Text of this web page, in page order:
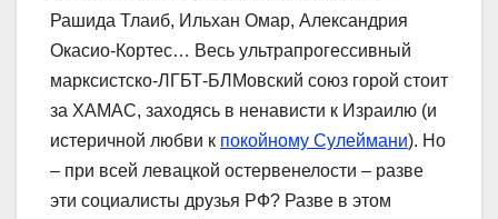
Рашида Тлаиб, Ильхан Омар, Александрия
Окасио-Кортес… Весь ультрапрогессивный
марксистско-ЛГБТ-БЛМовский союз горой стоит
за ХАМАС, заходясь в ненависти к Израилю (и
истеричной любви к покойному Сулеймани). Но
– при всей левацкой остервенелости – разве
эти социалисты друзья РФ? Разве в этом